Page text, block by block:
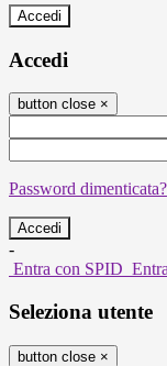
Accedi
Accedi
button close ×
Password dimenticata?
-
Entra con SPID
Seleziona utente
button close ×